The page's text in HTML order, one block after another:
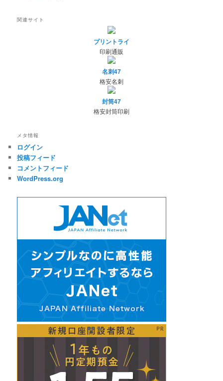
関連サイト
プリントライ
印刷通販
名刺47
格安名刺
封筒47
格安封筒印刷
メタ情報
ログイン
投稿フィード
コメントフィード
WordPress.org